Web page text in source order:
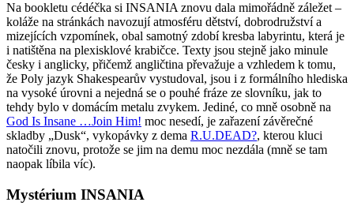
Na bookletu cédéčka si INSANIA znovu dala mimořádně záležet –
koláže na stránkách navozují atmosféru dětství, dobrodružství a
mizejících vzpomínek, obal samotný zdobí kresba labyrintu, která je
i natištěna na plexisklové krabičce. Texty jsou stejně jako minule
česky i anglicky, přičemž angličtina převažuje a vzhledem k tomu,
že Poly jazyk Shakespearův vystudoval, jsou i z formálního hlediska
na vysoké úrovni a nejedná se o pouhé fráze ze slovníku, jak to
tehdy bylo v domácím metalu zvykem. Jediné, co mně osobně na
God Is Insane …Join Him! moc nesedí, je zařazení závěrečné
skladby „Dusk“, vykopávky z dema R.U.DEAD?, kterou kluci
natočili znovu, protože se jim na demu moc nezdála (mně se tam
naopak líbila víc).
Mystérium INSANIA